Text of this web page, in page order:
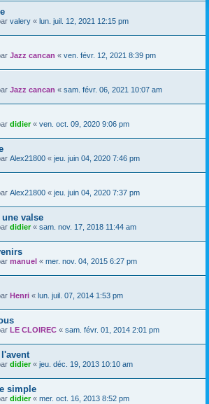
valery « lun. juil. 12, 2021 12:15 pm
Jazz cancan « ven. févr. 12, 2021 8:39 pm
Jazz cancan « sam. févr. 06, 2021 10:07 am
didier« ven. oct. 09, 2020 9:06 pm
Alex21800 « jeu. juin 04, 2020 7:46 pm
Alex21800 « jeu. juin 04, 2020 7:37 pm
valse
didier« sam. nov. 17, 2018 11:44 am
manuel « mer. nov. 04, 2015 6:27 pm
Henri « lun. juil. 07, 2014 1:53 pm
LE CLOIREC « sam. févr. 01, 2014 2:01 pm
l'avent
didier« jeu. déc. 19, 2013 10:10 am
simple
didier« mer. oct. 16, 2013 8:52 pm